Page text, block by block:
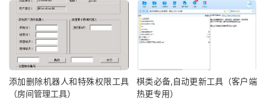
添加删除机器人和特殊权限工具
（房间管理工具）
棋类必备,自动更新工具（客户端
热更专用）